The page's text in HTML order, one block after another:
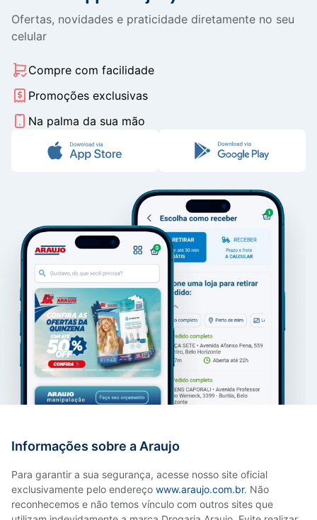
Ofertas, novidades e praticidade diretamente no seu
celular
Compre com facilidade
Promoções exclusivas
Na palma da sua mão
Informações sobre a Araujo
Para garantir a sua segurança, acesse nosso site oficial
exclusivamente pelo endereço www.araujo.com.br. Não
reconhecemos e não temos vínculo com outros sites que